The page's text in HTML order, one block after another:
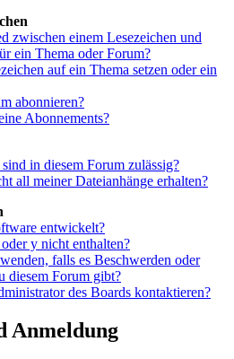
zwischen einem Lesezeichen und
ein Thema oder Forum?
auf ein Thema setzen oder ein
abonnieren?
Abonnements?
in diesem Forum zulässig?
all meiner Dateianhänge erhalten?
entwickelt?
y nicht enthalten?
falls es Beschwerden oder
diesem Forum gibt?
des Boards kontaktieren?
Anmeldung